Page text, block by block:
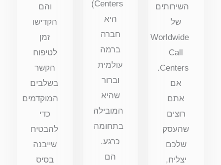
השירותים
של
Worldwide
Call
Centers.
אם
אתם
רוצים
שהעסק
שלכם
יצליח,
Centers)
היא
חברה
ברמה
עולמית
וברור
שהיא
המובילה
בתחומה
כרגע.
הם
והם
הקדישו
זמן
לטיפוח
הקשר
בשלבים
המוקדמים
כדי
להבטיח
שייבנה
בסיס